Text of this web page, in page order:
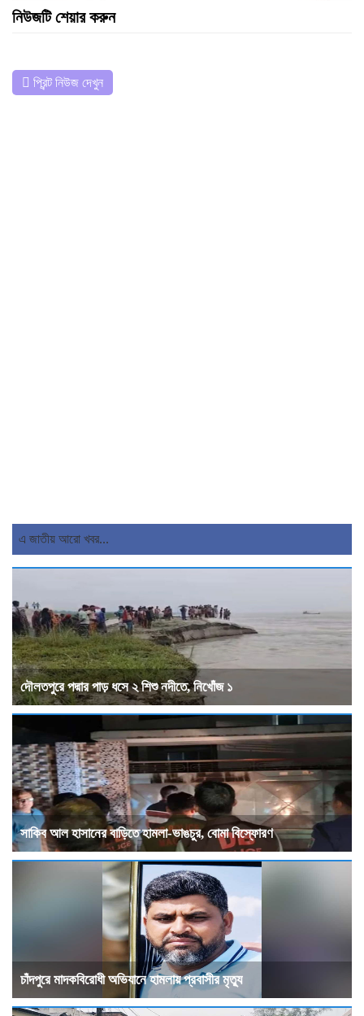
নিউজটি শেয়ার করুন
প্রিন্ট নিউজ দেখুন
এ জাতীয় আরো খবর...
দৌলতপুরে পদ্মার পাড় ধসে ২ শিশু নদীতে, নিখোঁজ ১
সাকিব আল হাসানের বাড়িতে হামলা-ভাঙচুর, বোমা বিস্ফোরণ
চাঁদপুরে মাদকবিরোধী অভিযানে হামলায় প্রবাসীর মৃত্যু